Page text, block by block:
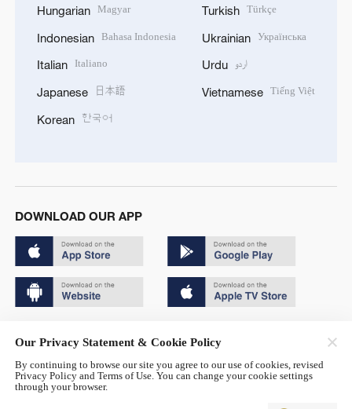
Hungarian Magyar
Indonesian Bahasa Indonesia
Italian Italiano
Japanese 日本語
Korean 한국어
Turkish Türkçe
Ukrainian Українська
Urdu اردو
Vietnamese Tiếng Việt
DOWNLOAD OUR APP
京公网安备 11010502050052号
Our Privacy Statement & Cookie Policy
By continuing to browse our site you agree to our use of cookies, revised
Privacy Policy and Terms of Use. You can change your cookie settings
through your browser.